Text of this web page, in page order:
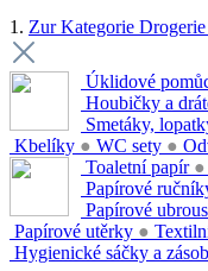
1. Zur Kategorie
Úklidové
Houbičky a
Smetáky,
Kbelíky ● WC sety ●
Toaletní papír ●
Papírové
Papírové
Papírové utěrky ●
Hygienické sáčky a